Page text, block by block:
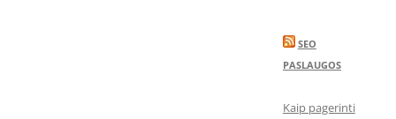
SEO
PASLAUGOS
Kaip pagerinti